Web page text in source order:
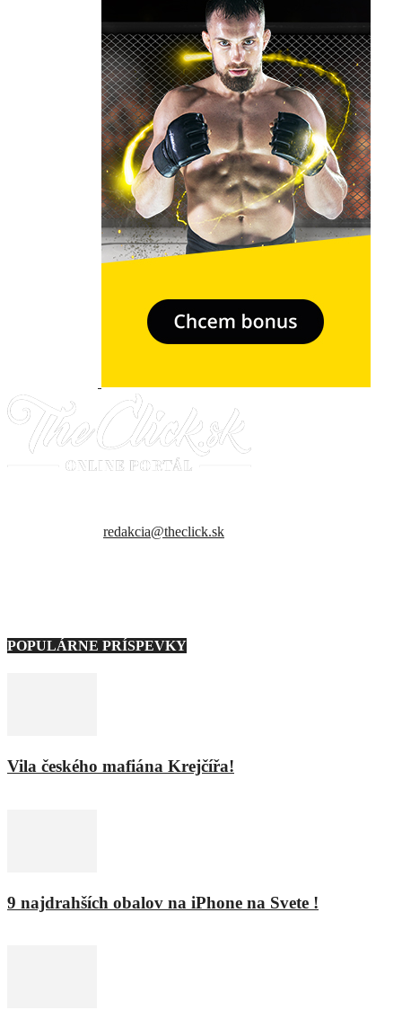
redakcia@theclick.sk
POPULÁRNE PRÍSPEVKY
Vila českého mafiána Krejčířa!
9 najdrahších obalov na iPhone na Svete !